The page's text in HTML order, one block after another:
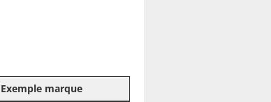
Exemple marque